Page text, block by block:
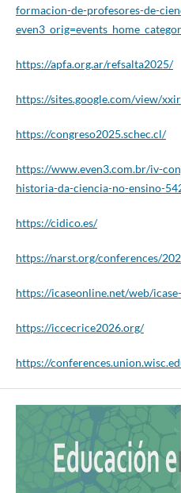
formacion-de-profesores-de-
https://apfa.org.ar/refsalta2025/
https://sites.google.com/view/
https://congreso2025.schec.cl/
https://www.even3.com.br/iv-
historia-da-ciencia-no-ensino-
https://cidico.es/
https://narst.org/conferences/
https://icaseonline.net/web/
https://iccecrice2026.org/
https://